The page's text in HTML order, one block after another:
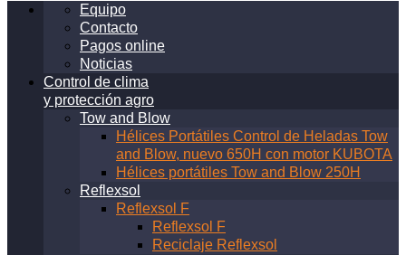
Equipo
Contacto
Pagos online
Noticias
Control de clima
y protección agro
Tow and Blow
Hélices Portátiles Control de Heladas Tow
and Blow, nuevo 650H con motor KUBOTA
Hélices portátiles Tow and Blow 250H
Reflexsol
Reflexsol F
Reflexsol F
Reciclaje Reflexsol